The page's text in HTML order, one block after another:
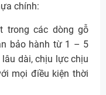
chính:
trong các dòng gỗ
bảo hành từ 1 – 5
dài, chịu lực chịu
mọi điều kiện thời